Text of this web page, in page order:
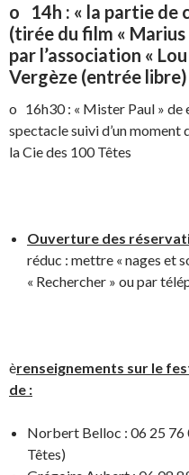
o 14h : « la partie de
(tirée du film «
par l’association «
Vergèze (entrée libre)
o 16h30 : « Mister Paul » de
spectacle suivi d’un moment
la Cie des 100 Têtes
Ouverture des
réduc : mettre « nages et
« Rechercher » ou par
èrenseignements sur le
de :
Norbert Belloc : 06 25 76
Têtes)